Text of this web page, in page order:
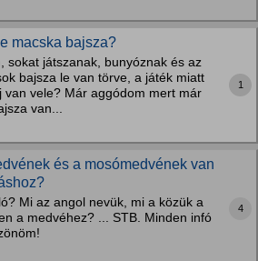
macska bajsza?
sokat játszanak, bunyóznak és az
bajsza le van törve, a játék miatt
van vele? Már aggódom mert már
van...
1
és a mosómedvének van
Mi az angol nevük, mi a közük a
a medvéhez? ... STB. Minden infó
4